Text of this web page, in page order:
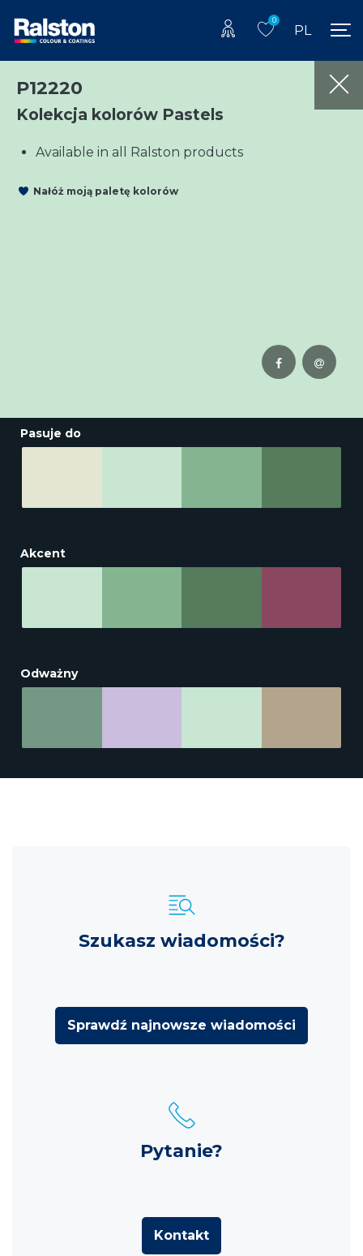
0
PL
P12220
Kolekcja kolorów Pastels
Available in all Ralston products
Nałóż moją paletę kolorów
Pasuje do
Akcent
Odważny
Szukasz wiadomości?
Sprawdź najnowsze wiadomości
Pytanie?
Kontakt